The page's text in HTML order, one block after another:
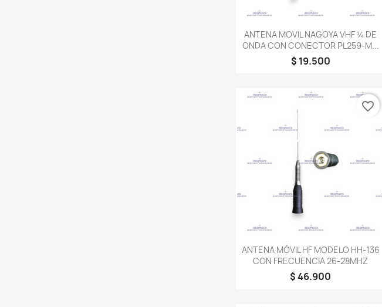
Vista rápida
ANTENA MOVIL NAGOYA VHF ¼ DE
ONDA CON CONECTOR PL259-M...
$ 19.500
Vista rápida
ANTENA MÓVIL HF MODELO HH-136
CON FRECUENCIA 26-28MHZ
$ 46.900
favorite_border